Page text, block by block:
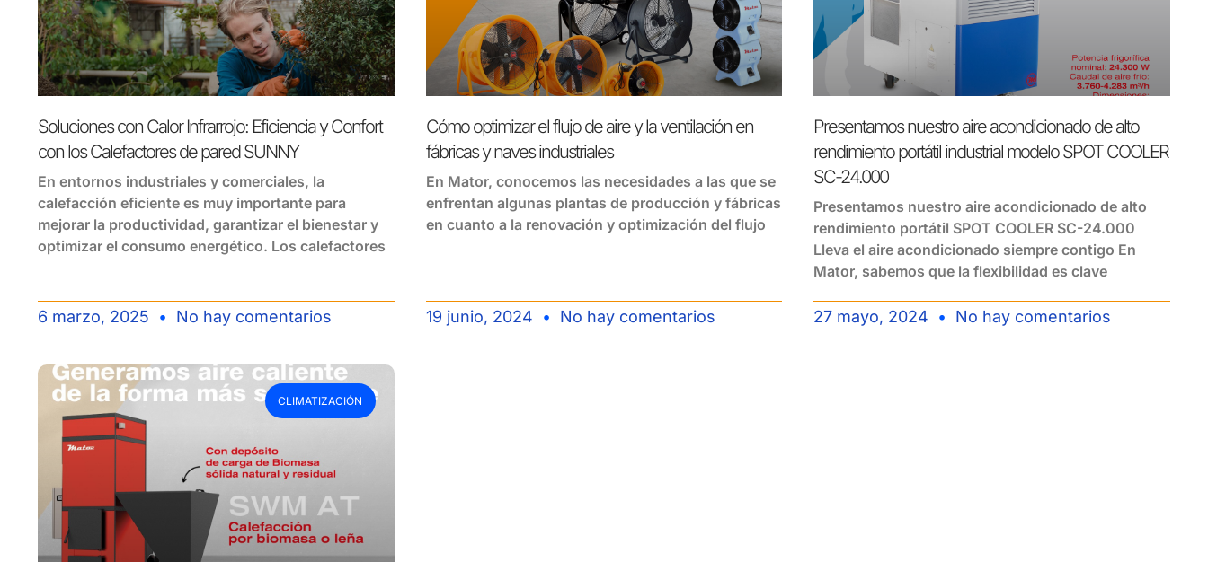
Soluciones con Calor Infrarrojo: Eficiencia y Confort
con los Calefactores de pared SUNNY
En entornos industriales y comerciales, la
calefacción eficiente es muy importante para
mejorar la productividad, garantizar el bienestar y
optimizar el consumo energético. Los calefactores
6 marzo, 2025 No hay comentarios
Cómo optimizar el flujo de aire y la ventilación en
fábricas y naves industriales
En Mator, conocemos las necesidades a las que se
enfrentan algunas plantas de producción y fábricas
en cuanto a la renovación y optimización del flujo
19 junio, 2024 No hay comentarios
Presentamos nuestro aire acondicionado de alto
rendimiento portátil industrial modelo SPOT COOLER
SC-24.000
Presentamos nuestro aire acondicionado de alto
rendimiento portátil SPOT COOLER SC-24.000
Lleva el aire acondicionado siempre contigo En
Mator, sabemos que la flexibilidad es clave
27 mayo, 2024 No hay comentarios
CLIMATIZACIÓN